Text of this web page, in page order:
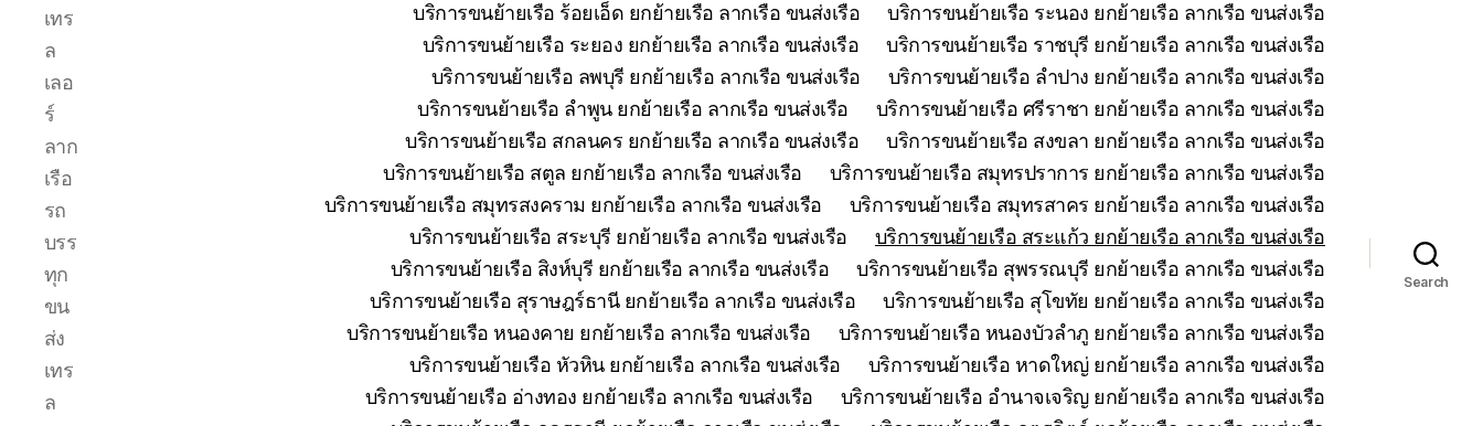
ย้าย
เรือ
โดยตรง
เพื่อ
ตอบ
โจทย์
ความ
สะดวก
และ
ได้
มาตรฐาน
การ
ยก
ย้าย
เทร
ล
เลอ
ร์
ลาก
เรือ
รถ
บรร
ทุก
ขน
ส่ง
เทร
ล
บริการขนย้ายเรือ ร้อยเอ็ด ยกย้ายเรือ ลากเรือ ขนส่งเรือ
บริการขนย้ายเรือ ระนอง ยกย้ายเรือ ลากเรือ ขนส่งเรือ
บริการขนย้ายเรือ ระยอง ยกย้ายเรือ ลากเรือ ขนส่งเรือ
บริการขนย้ายเรือ ราชบุรี ยกย้ายเรือ ลากเรือ ขนส่งเรือ
บริการขนย้ายเรือ ลพบุรี ยกย้ายเรือ ลากเรือ ขนส่งเรือ
บริการขนย้ายเรือ ลำปาง ยกย้ายเรือ ลากเรือ ขนส่งเรือ
บริการขนย้ายเรือ ลำพูน ยกย้ายเรือ ลากเรือ ขนส่งเรือ
บริการขนย้ายเรือ ศรีราชา ยกย้ายเรือ ลากเรือ ขนส่งเรือ
บริการขนย้ายเรือ สกลนคร ยกย้ายเรือ ลากเรือ ขนส่งเรือ
บริการขนย้ายเรือ สงขลา ยกย้ายเรือ ลากเรือ ขนส่งเรือ
บริการขนย้ายเรือ สตูล ยกย้ายเรือ ลากเรือ ขนส่งเรือ
บริการขนย้ายเรือ สมุทรปราการ ยกย้ายเรือ ลากเรือ ขนส่งเรือ
บริการขนย้ายเรือ สมุทรสงคราม ยกย้ายเรือ ลากเรือ ขนส่งเรือ
บริการขนย้ายเรือ สมุทรสาคร ยกย้ายเรือ ลากเรือ ขนส่งเรือ
บริการขนย้ายเรือ สระบุรี ยกย้ายเรือ ลากเรือ ขนส่งเรือ
บริการขนย้ายเรือ สระแก้ว ยกย้ายเรือ ลากเรือ ขนส่งเรือ
บริการขนย้ายเรือ สิงห์บุรี ยกย้ายเรือ ลากเรือ ขนส่งเรือ
บริการขนย้ายเรือ สุพรรณบุรี ยกย้ายเรือ ลากเรือ ขนส่งเรือ
บริการขนย้ายเรือ สุราษฎร์ธานี ยกย้ายเรือ ลากเรือ ขนส่งเรือ
บริการขนย้ายเรือ สุโขทัย ยกย้ายเรือ ลากเรือ ขนส่งเรือ
บริการขนย้ายเรือ หนองคาย ยกย้ายเรือ ลากเรือ ขนส่งเรือ
บริการขนย้ายเรือ หนองบัวลำภู ยกย้ายเรือ ลากเรือ ขนส่งเรือ
บริการขนย้ายเรือ หัวหิน ยกย้ายเรือ ลากเรือ ขนส่งเรือ
บริการขนย้ายเรือ หาดใหญ่ ยกย้ายเรือ ลากเรือ ขนส่งเรือ
บริการขนย้ายเรือ อ่างทอง ยกย้ายเรือ ลากเรือ ขนส่งเรือ
บริการขนย้ายเรือ อำนาจเจริญ ยกย้ายเรือ ลากเรือ ขนส่งเรือ
Search